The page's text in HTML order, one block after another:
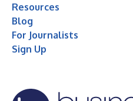
Resources
Blog
For Journalists
Sign Up